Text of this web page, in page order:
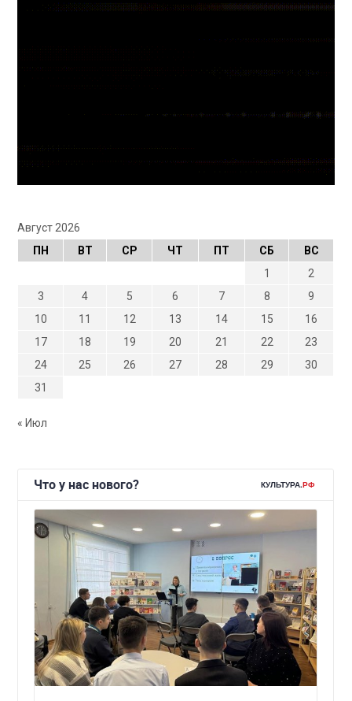
Август 2026
ПН
ВТ СР ЧТ ПТ СБ
ВС
1
2
3
4 5 6 7 8
9
10
11 12 13 14 15
16
17
18 19 20 21 22
23
24
25 26 27 28 29
30
31
« Июл